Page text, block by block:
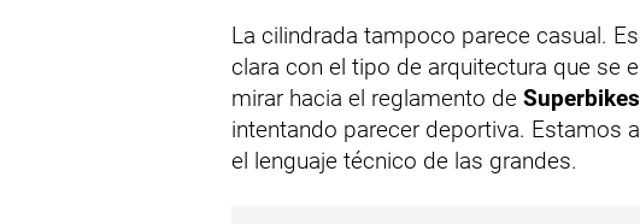
La cilindrada tampoco parece casual.
clara con el tipo de arquitectura que se
mirar hacia el reglamento de Superbikes
intentando parecer deportiva. Estamos
el lenguaje técnico de las grandes.